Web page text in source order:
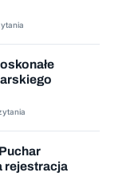
rejestracja